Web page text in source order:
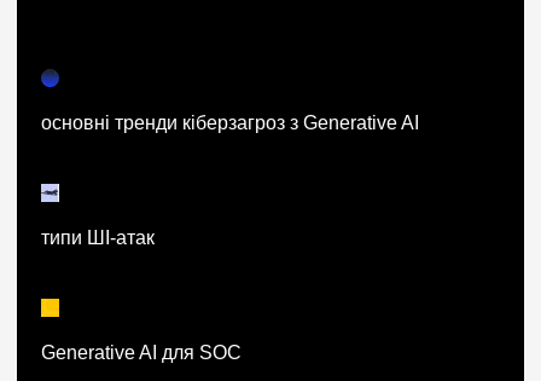
основні тренди кіберзагроз з Generative AI
типи ШІ-атак
Generative AI для SOC